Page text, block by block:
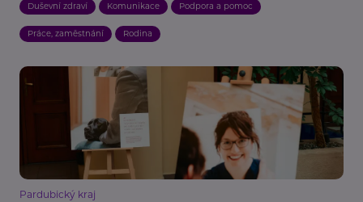
Duševní zdraví Komunikace Podpora a pomoc
Práce, zaměstnání Rodina
Pardubický kraj